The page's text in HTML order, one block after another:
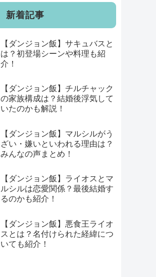
新着記事
【ダンジョン飯】サキュバスと
は？初登場シーンや料理も紹
介！
【ダンジョン飯】チルチャック
の家族構成は？結婚後浮気して
いたのかも解説！
【ダンジョン飯】マルシルがう
ざい・嫌いといわれる理由は？
みんなの声まとめ！
【ダンジョン飯】ライオスとマ
ルシルは恋愛関係？最後結婚す
るのかも紹介！
【ダンジョン飯】悪食王ライオ
スとは？名付けられた経緯につ
いても紹介！